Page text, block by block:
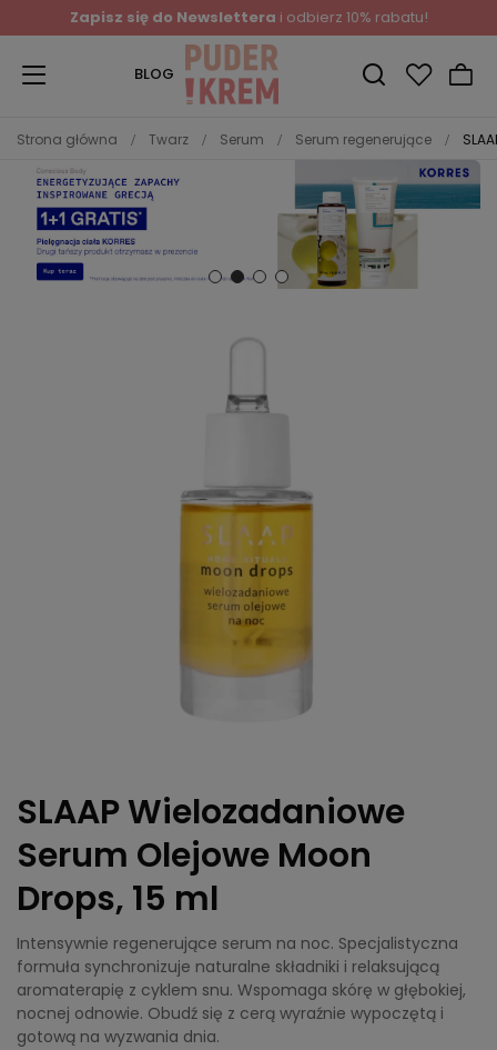
Zapisz się do Newslettera i odbierz 10% rabatu!
BLOG
Strona główna Twarz Serum Serum regenerujące
SLAAP Wielozadaniowe
Serum Olejowe Moon
Drops, 15 ml
Intensywnie regenerujące serum na noc. Specjalistyczna
formuła synchronizuje naturalne składniki i relaksującą
aromaterapię z cyklem snu. Wspomaga skórę w głębokiej,
nocnej odnowie. Obudź się z cerą wyraźnie wypoczętą i
gotową na wyzwania dnia.